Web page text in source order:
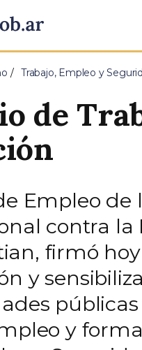
Trabajo, Empleo y
de
Empleo
contra la
firmó
y
y